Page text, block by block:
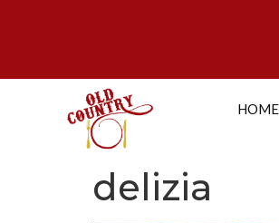
HOME
delizia